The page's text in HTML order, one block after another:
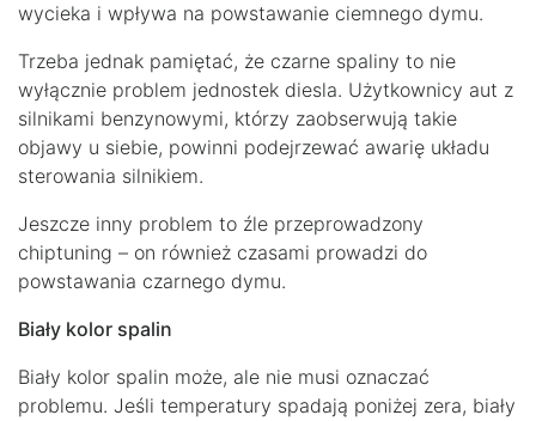
wycieka i wpływa na powstawanie ciemnego dymu.
Trzeba jednak pamiętać, że czarne spaliny to nie
wyłącznie problem jednostek diesla. Użytkownicy aut z
silnikami benzynowymi, którzy zaobserwują takie
objawy u siebie, powinni podejrzewać awarię układu
sterowania silnikiem.
Jeszcze inny problem to źle przeprowadzony
chiptuning – on również czasami prowadzi do
powstawania czarnego dymu.
Biały kolor spalin
Biały kolor spalin może, ale nie musi oznaczać
problemu. Jeśli temperatury spadają poniżej zera, biały